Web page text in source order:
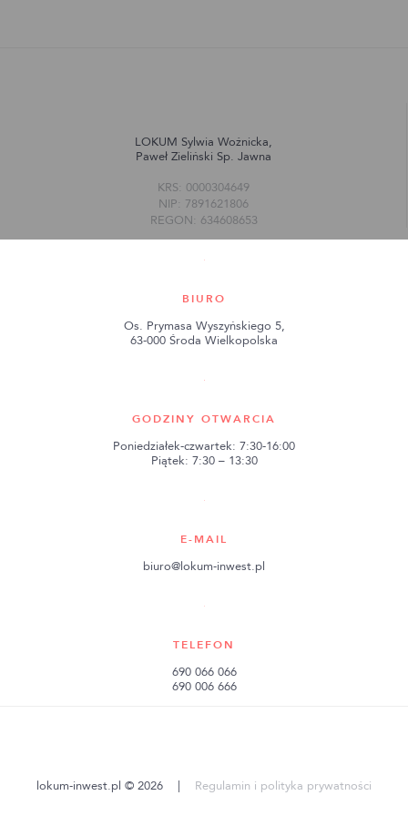
LOKUM Sylwia Woźnicka,
Paweł Zieliński Sp. Jawna
KRS: 0000304649
NIP: 7891621806
REGON: 634608653
BIURO
Os. Prymasa Wyszyńskiego 5,
63-000 Środa Wielkopolska
GODZINY OTWARCIA
Poniedziałek-czwartek: 7:30-16:00
Piątek: 7:30 – 13:30
E-MAIL
biuro@lokum-inwest.pl
TELEFON
690 066 066
690 006 666
lokum-inwest.pl © 2026 | Regulamin i polityka prywatności